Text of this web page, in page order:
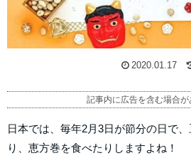
2020.01.17
記事内に広告を含む場合が
日本では、毎年2月3日が節分の日で
り、恵方巻を食べたりしますよね！